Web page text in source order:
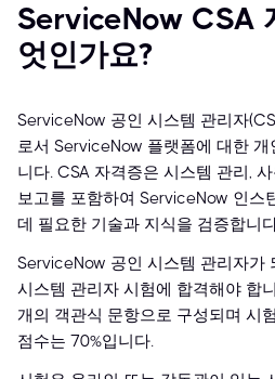
ServiceNow CSA
엇인가요?
ServiceNow 공인 시스템 관리자
로서 ServiceNow 플랫폼에 대한
니다. CSA 자격증은 시스템 관리,
보고를 포함하여 ServiceNow 인스
데 필요한 기술과 지식을 검증합니
ServiceNow 공인 시스템 관리자가
시스템 관리자 시험에 합격해야 합
개의 객관식 문항으로 구성되며 시
점수는 70%입니다.